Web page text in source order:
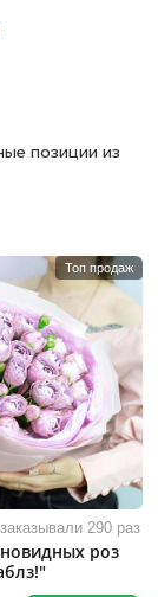
позиции из
Топ продаж
заказывали 290 раз
роз